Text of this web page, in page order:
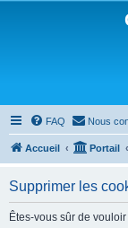
FAQ Nous
Accueil Portail
Supprimer les
Êtes-vous sûr de